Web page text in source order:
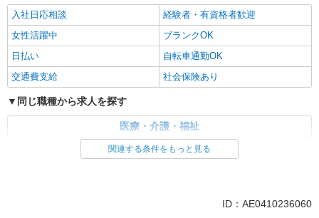
キープ 詳細を見る
入社日応相談
経験者・有資格者歓迎
女性活躍中
ブランクOK
日払い
自転車通勤OK
交通費支給
社会保険あり
同じ職種から求人を探す
医療・介護・福祉
関連する条件をもっと見る
ID：AE0410236060